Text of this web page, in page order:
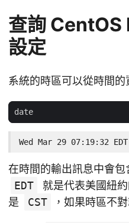
查詢 CentOS
設定
系統的時區可以從時間的
Wed Mar 29 07:19:32
在時間的輸出訊息中會
EDT
就是代表美國紐
是
CST ，如果時區不